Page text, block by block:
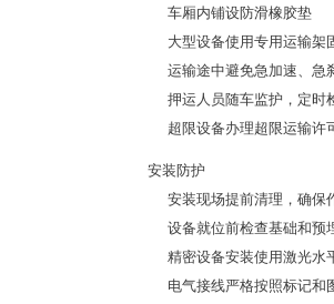
车厢内铺设防滑橡胶垫
大型设备使用专用运输架
运输途中避免急加速、急
押运人员随车监护，定时
超限设备办理超限运输许
安装防护
安装现场提前清理，确保
设备就位前检查基础和预
精密设备安装使用激光水
电气接线严格按照标记和